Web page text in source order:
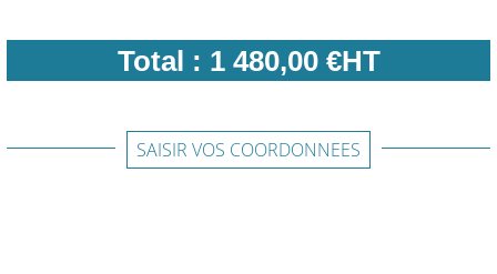
Total : 1 480,00 €HT
SAISIR VOS COORDONNEES